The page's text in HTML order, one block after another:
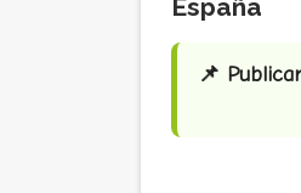
España
📌